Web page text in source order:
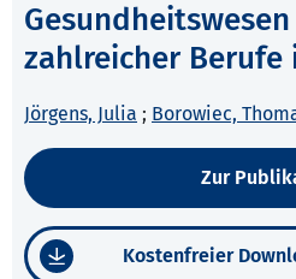
zahlreicher Berufe
Jörgens, Julia ; Borowiec,
Zur
Kostenfreier